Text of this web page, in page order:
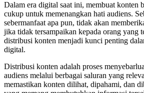
Dalam era digital saat ini, membuat konten
cukup untuk memenangkan hati audiens.
sebermanfaat apa pun, tidak akan
jika tidak tersampaikan kepada orang yang
distribusi konten menjadi kunci penting
digital.
Distribusi konten adalah proses
audiens melalui berbagai saluran yang
memastikan konten dilihat, dipahami, dan